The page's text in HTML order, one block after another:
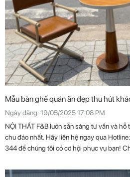
Mẫu bàn ghế quán ăn đẹp thu hút
Ngày đăng: 19/05/2025 17:08 PM
NỘI THẤT F&B luôn sẵn sàng tư vấn và
chu đáo nhất. Hãy liên hệ ngay qua
344 để chúng tôi có cơ hội phục vụ bạn!